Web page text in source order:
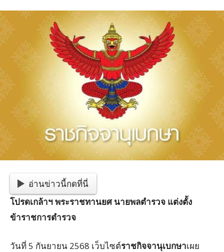
อ่านข่าวนี้กดที่นี่
โปรดเกล้าฯ พระราชทานยศ นายพลตำรวจ แต่งตั้ง
ข้าราชการตำรวจ
วันที่ 5 กันยายน 2568 เว็บไซต์ราชกิจจานุเบกษาเผย